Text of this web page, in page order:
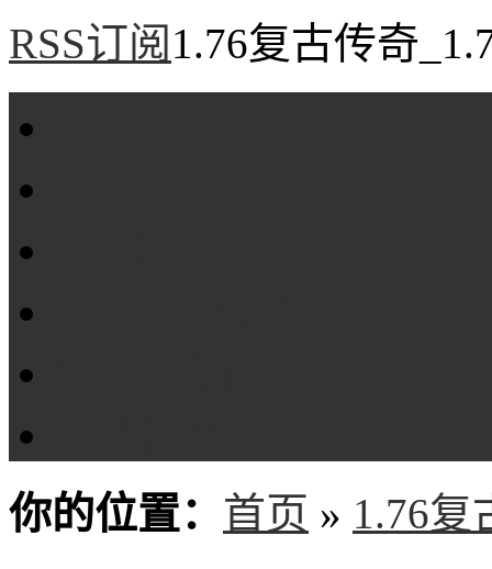
RSS订阅 1.76复古传奇
你的位置： 首页 » 1.76复